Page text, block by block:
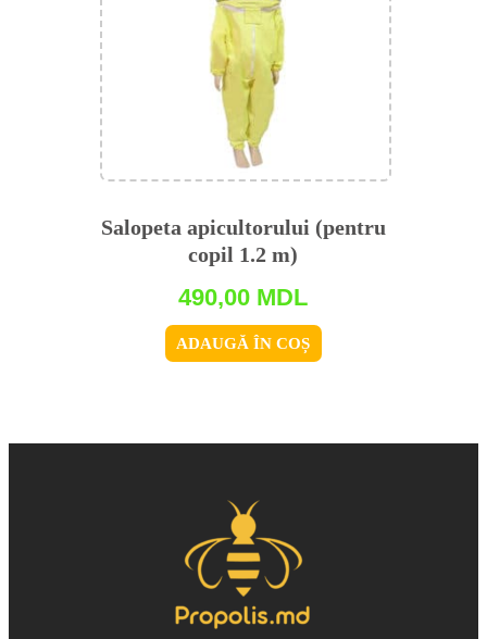
Salopeta apicultorului (pentru
copil 1.2 m)
490,00 MDL
ADAUGĂ ÎN COȘ